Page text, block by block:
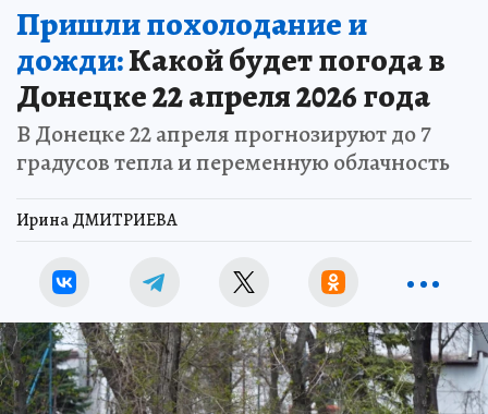
Пришли похолодание и
дожди:Какой будет погода в
Донецке 22 апреля 2026 года
В Донецке 22 апреля прогнозируют до 7
градусов тепла и переменную облачность
Ирина ДМИТРИЕВА